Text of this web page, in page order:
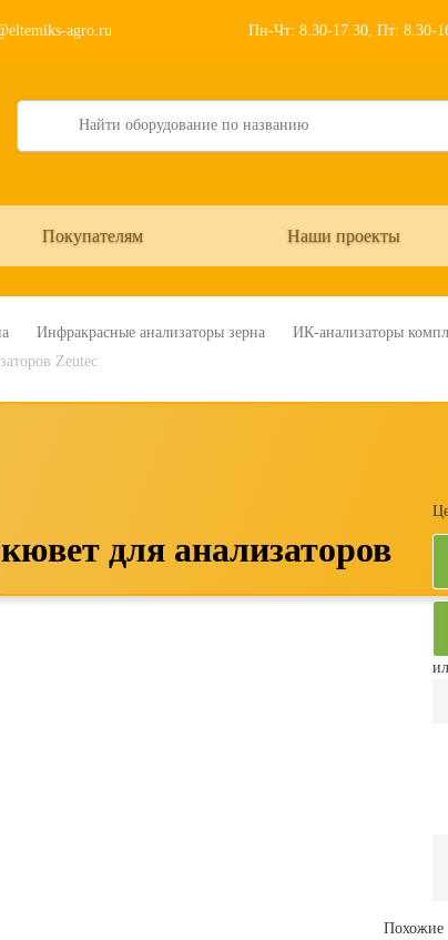
agro.ru Пн-Чт: 8.30-17.30, Пт: 8.30-
Search
Покупателям Наши проекты
Инфракрасные анализаторы зерна
ИК-анализаторы
Zeutec
для анализаторов
Похожие